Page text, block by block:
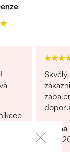
Skvělý
Darina